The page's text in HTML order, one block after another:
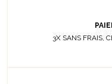
3X SANS FRAIS,